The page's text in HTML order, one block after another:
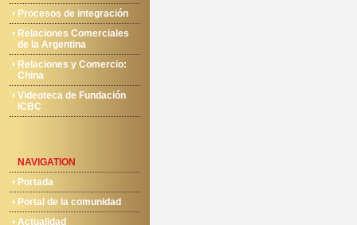
Procesos de integración
Relaciones Comerciales
de la Argentina
Relaciones y Comercio:
China
Videoteca de Fundación
ICBC
NAVIGATION
Portada
Portal de la comunidad
Actualidad